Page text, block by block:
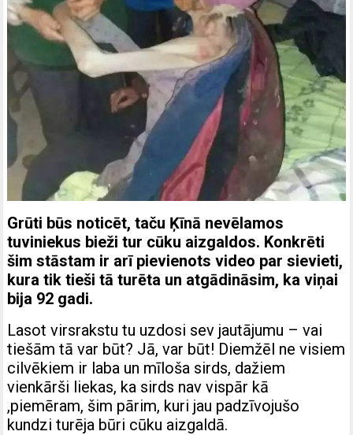
Grūti būs noticēt, taču Ķīnā nevēlamos
tuviniekus bieži tur cūku aizgaldos. Konkrēti
šim stāstam ir arī pievienots video par sievieti,
kura tik tieši tā turēta un atgādināsim, ka viņai
bija 92 gadi.
Lasot virsrakstu tu uzdosi sev jautājumu – vai
tiešām tā var būt? Jā, var būt! Diemžēl ne visiem
cilvēkiem ir laba un mīloša sirds, dažiem
vienkārši liekas, ka sirds nav vispār kā
,piemēram, šim pārim, kuri jau padzīvojušo
kundzi turēja būri cūku aizgaldā.